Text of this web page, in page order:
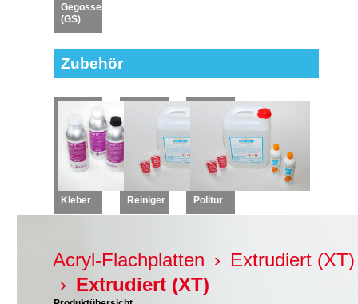
Gegossen
(GS)
Zubehör
Kleber Reiniger Politur
Acryl-Flachplatten › Extrudiert (XT)
› Extrudiert (XT)